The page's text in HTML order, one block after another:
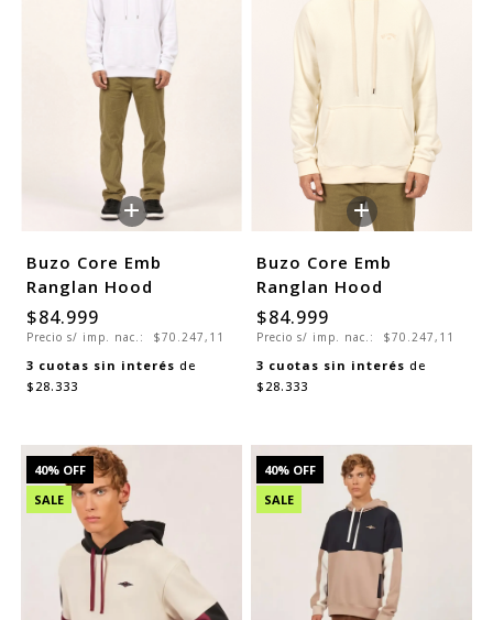
+
Buzo Core Emb
Ranglan Hood
$84.999
Precio s/ imp. nac.: $70.247,11
3 cuotas sin interés de
$28.333
+
Buzo Core Emb
Ranglan Hood
$84.999
Precio s/ imp. nac.: $70.247,11
3 cuotas sin interés de
$28.333
40% OFF
SALE
40% OFF
SALE